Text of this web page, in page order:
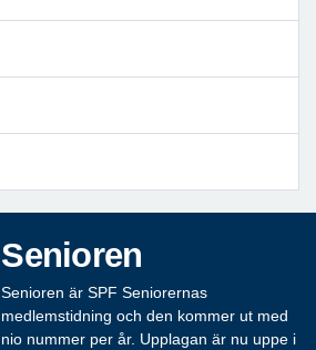
Senioren
Senioren är SPF Seniorernas
medlemstidning och den kommer ut med
nio nummer per år. Upplagan är nu uppe i